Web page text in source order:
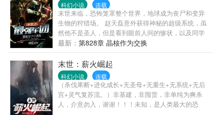
科幻小说 连载
末世来临，恐怖笼罩整个世界，地球成为丧尸和变异
生物的狩猎场。 赵天磊意外获得神秘的超级系统，虽
然他不是圣人，但是看到眼前人间的惨状，以及同学
们一个个死去，又怎能做到袖手旁观，且看拥有超级
升级和兑换系统的赵天磊，如何带领人类与群尸对
抗，恢复人类文明。 四百多万字老书做支撑，此书保
证精彩不断，而且绝不太监。给你不一样的末世体会
和剧情，欢迎支持。（书友群：472174243）
最新： 第828章 晶核作为交换
末世：薪火崛起
科幻小说 连载
（杀伐果断+进化成长+无圣母+无重生+无系统+无后
宫+灵气复苏流。）非基建，非囤货，非单纯为爽杀
人，介意勿入，谢谢！！！未知，是人类最大的恐